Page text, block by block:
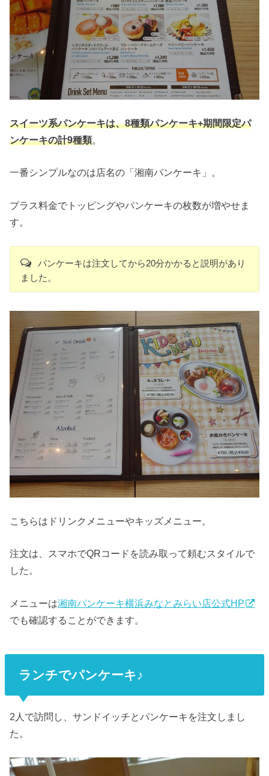
スイーツ系パンケーキは、8種類パンケーキ+期間限定パ
ンケーキの計9種類。
一番シンプルなのは店名の「湘南パンケーキ」。
プラス料金でトッピングやパンケーキの枚数が増やせま
す。
パンケーキは注文してから20分かかると説明があり
ました。
こちらはドリンクメニューやキッズメニュー。
注文は、スマホでQRコードを読み取って頼むスタイルで
した。
メニューは湘南パンケーキ横浜みなとみらい店公式HP
でも確認することができます。
ランチでパンケーキ♪
2人で訪問し、サンドイッチとパンケーキを注文しまし
た。